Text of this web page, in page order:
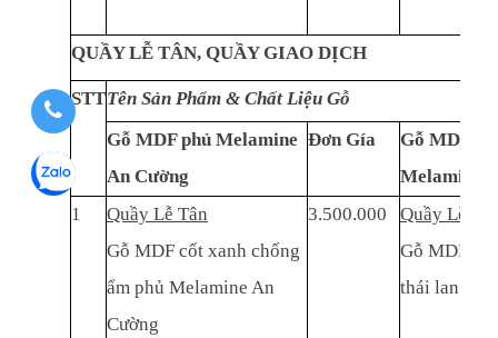
QUẦY LỄ TÂN, QUẦY GIAO DỊCH
STTTên Sản Phẩm & Chất Liệu Gỗ
Gỗ MDF phủ Melamine
An Cường
Đơn Gía
Gỗ MDF
Melamine
1
Quầy Lễ Tân
Gỗ MDF cốt xanh chống
ẩm phủ Melamine An
Cường
3.500.000
Quầy Lễ
Gỗ MDF
thái lan